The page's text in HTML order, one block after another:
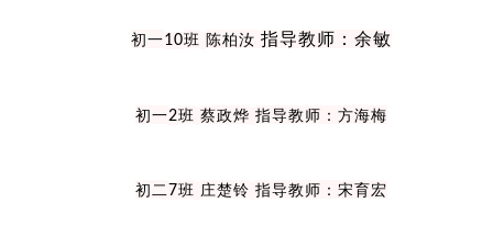
初一10班 陈柏汝 指导教师：余敏
初一2班 蔡政烨 指导教师：方海梅
初二7班 庄楚铃 指导教师：宋育宏